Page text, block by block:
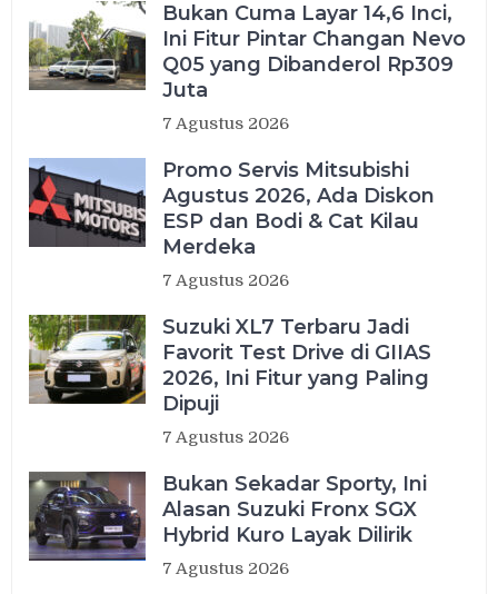
Bukan Cuma Layar 14,6 Inci,
Ini Fitur Pintar Changan Nevo
Q05 yang Dibanderol Rp309
Juta
7 Agustus 2026
Promo Servis Mitsubishi
Agustus 2026, Ada Diskon
ESP dan Bodi & Cat Kilau
Merdeka
7 Agustus 2026
Suzuki XL7 Terbaru Jadi
Favorit Test Drive di GIIAS
2026, Ini Fitur yang Paling
Dipuji
7 Agustus 2026
Bukan Sekadar Sporty, Ini
Alasan Suzuki Fronx SGX
Hybrid Kuro Layak Dilirik
7 Agustus 2026